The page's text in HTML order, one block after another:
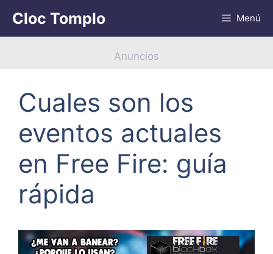
contenido
Cloc Tomplo Menú
Anuncios
Cuales son los
eventos actuales
en Free Fire: guía
rápida